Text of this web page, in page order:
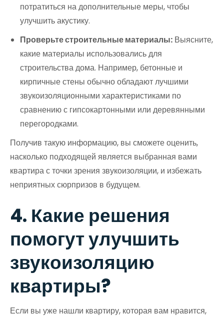
потратиться на дополнительные меры, чтобы
улучшить акустику.
Проверьте строительные материалы: Выясните,
какие материалы использовались для
строительства дома. Например, бетонные и
кирпичные стены обычно обладают лучшими
звукоизоляционными характеристиками по
сравнению с гипсокартонными или деревянными
перегородками.
Получив такую информацию, вы сможете оценить,
насколько подходящей является выбранная вами
квартира с точки зрения звукоизоляции, и избежать
неприятных сюрпризов в будущем.
4. Какие решения
помогут улучшить
звукоизоляцию
квартиры?
Если вы уже нашли квартиру, которая вам нравится,